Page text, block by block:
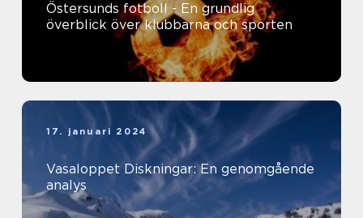
Östersunds fotboll - En grundlig
överblick över klubbarna och sporten
17. januari 2024
Vasaloppet Diskningar: En genomgående
analys